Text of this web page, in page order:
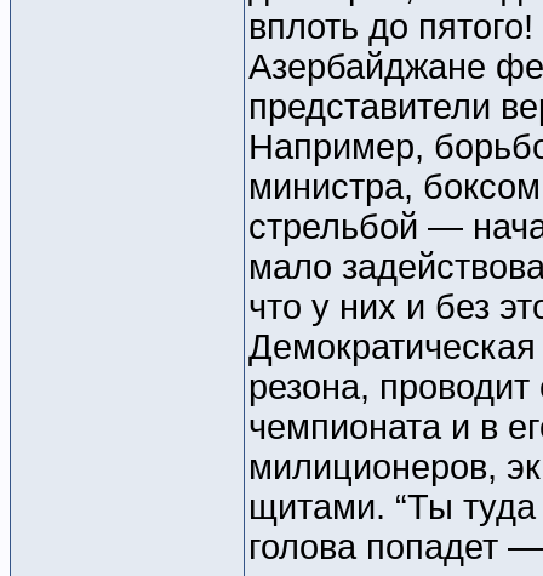
вплоть до
Азербайджане
представители
Например,
министра,
стрельбой —
мало
что у них и без
резона, проводит
чемпионата и в
милиционеров,
щитами. “Ты
голова попадет